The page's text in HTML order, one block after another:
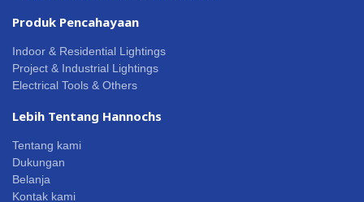
Produk Pencahayaan
Indoor & Residential Lightings
Project & Industrial Lightings
Electrical Tools & Others
Lebih Tentang Hannochs
Tentang kami
Dukungan
Belanja
Kontak kami